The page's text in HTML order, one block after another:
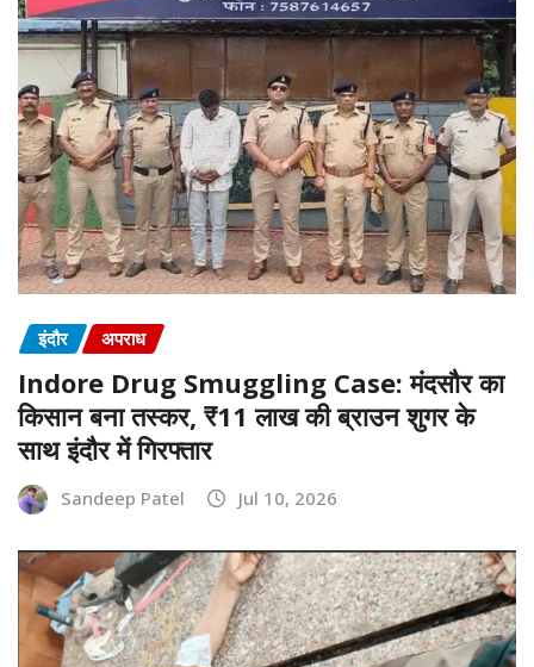
इंदौर अपराध
Indore Drug Smuggling Case: मंदसौर का
किसान बना तस्कर, ₹11 लाख की ब्राउन शुगर के
साथ इंदौर में गिरफ्तार
Sandeep Patel Jul 10, 2026